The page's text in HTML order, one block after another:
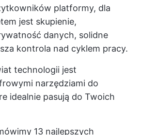
platformy, dla
jest skupienie,
danych, solidne
kontrola nad cyklem pracy.
technologii jest
narzędziami do
idealnie pasują do Twoich
13 najlepszych